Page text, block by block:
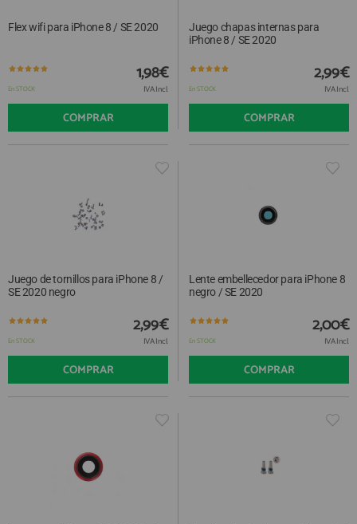
Flex wifi para iPhone 8 / SE 2020
En STOCK
1,98€
IVA Incl.
COMPRAR
Juego chapas internas para
iPhone 8 / SE 2020
En STOCK
2,99€
IVA Incl.
COMPRAR
Juego de tornillos para iPhone 8 /
SE 2020 negro
En STOCK
2,99€
IVA Incl.
COMPRAR
Lente embellecedor para iPhone 8
negro / SE 2020
En STOCK
2,00€
IVA Incl.
COMPRAR